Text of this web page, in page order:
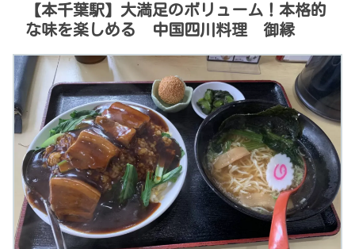
【本千葉駅】大満足のボリューム！本格的
な味を楽しめる 中国四川料理 御縁